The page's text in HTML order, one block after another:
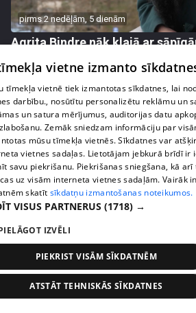
pirms 2 nedēļām, 5 dienām
Agrita Bindre nāk klajā ar
55. epizode
pirms 2 nedēļām, 6 dienām
"Rēķinu vīram piestādi!" Olga
izceļas ar asprātīgu piebildi
47. epizode
vietne izmanto
tīmekļa vietnē tiek izmantotas sīkdatnes, lai
darbību., nosūtītu personalizētu reklāmu un
un satura mērījumus, auditorijas datu
Zemāk sniedzam informāciju par
mūsu tīmekļa vietnēs. Sīkdatnes var
vietnes sadaļas. Lietotājam jebkurā brīdī ir
savu piekrišanu. Piekrišanas sniegšana, kā
uz visām interneta vietnes sadaļām. Vairāk
skatīt sīkdatņu izmantošanas noteikumos.
VISUS PARTNERUS (1718) →
IZVĒLI
PIEKRIST VISĀM SĪKDATNĒM
ATSTĀT TEHNISKĀS SĪKDATNES